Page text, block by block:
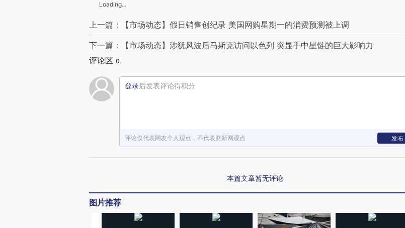
Loading...
上一篇：【市场动态】假日销售创纪录 美国网购星期一的消费预测被上调
下一篇：【市场动态】涉犹风波后马斯克访问以色列 突显手中星链的巨大影响力
评论区 0
登录后发表评论得积分
评论仅代表网友个人观点，不代表财新网观点 发布
本篇文章暂无评论
图片推荐